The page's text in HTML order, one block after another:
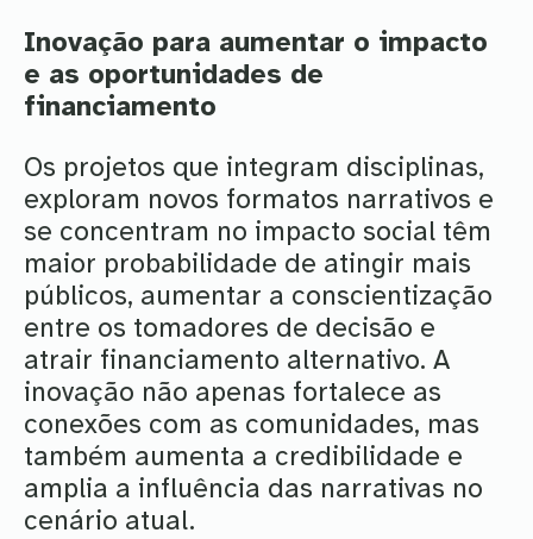
Inovação para aumentar o impacto
e as oportunidades de
financiamento
Os projetos que integram disciplinas,
exploram novos formatos narrativos e
se concentram no impacto social têm
maior probabilidade de atingir mais
públicos, aumentar a conscientização
entre os tomadores de decisão e
atrair financiamento alternativo. A
inovação não apenas fortalece as
conexões com as comunidades, mas
também aumenta a credibilidade e
amplia a influência das narrativas no
cenário atual.